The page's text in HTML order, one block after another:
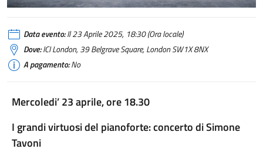
Data evento:Il 23 Aprile 2025, 18:30 (Ora locale)
Dove:ICI London, 39 Belgrave Square, London SW1X 8NX
A pagamento:No
Mercoledi’ 23 aprile, ore 18.30
I grandi virtuosi del pianoforte: concerto di Simone
Tavoni